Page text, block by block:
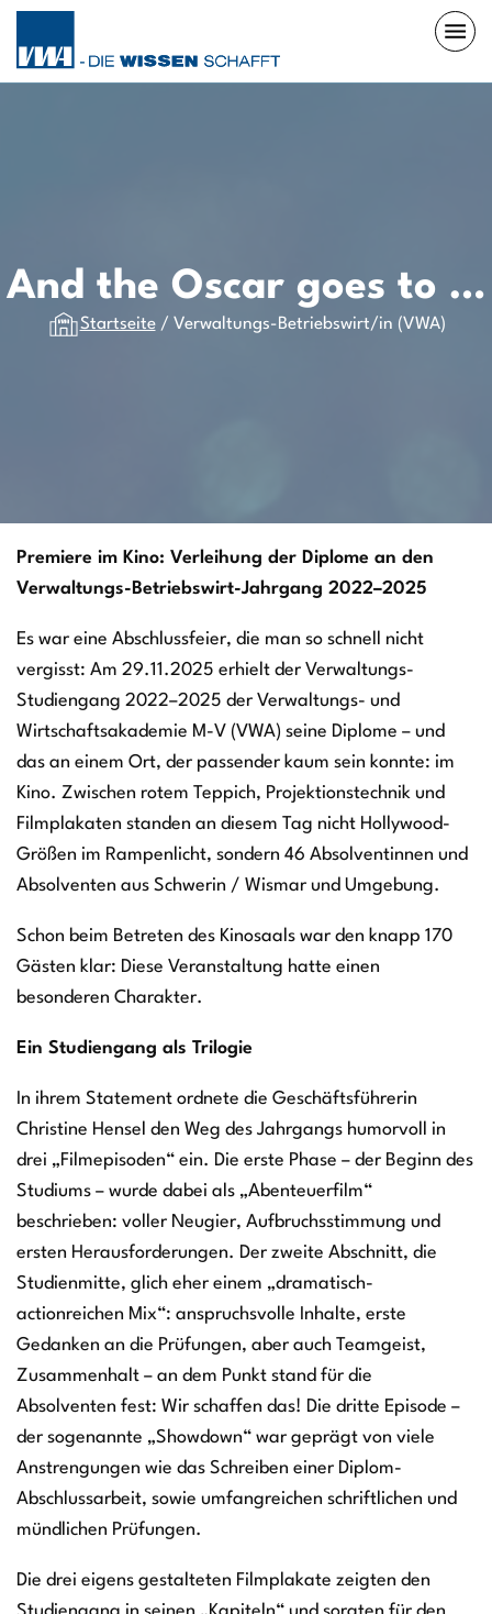
And the Oscar goes to …
Startseite / Verwaltungs-Betriebswirt/in (VWA)
Premiere im Kino: Verleihung der Diplome an den
Verwaltungs-Betriebswirt-Jahrgang 2022–2025
Es war eine Abschlussfeier, die man so schnell nicht
vergisst: Am 29.11.2025 erhielt der Verwaltungs-
Studiengang 2022–2025 der Verwaltungs- und
Wirtschaftsakademie M-V (VWA) seine Diplome – und
das an einem Ort, der passender kaum sein konnte: im
Kino. Zwischen rotem Teppich, Projektionstechnik und
Filmplakaten standen an diesem Tag nicht Hollywood-
Größen im Rampenlicht, sondern 46 Absolventinnen und
Absolventen aus Schwerin / Wismar und Umgebung.
Schon beim Betreten des Kinosaals war den knapp 170
Gästen klar: Diese Veranstaltung hatte einen
besonderen Charakter.
Ein Studiengang als Trilogie
In ihrem Statement ordnete die Geschäftsführerin
Christine Hensel den Weg des Jahrgangs humorvoll in
drei „Filmepisoden“ ein. Die erste Phase – der Beginn des
Studiums – wurde dabei als „Abenteuerfilm“
beschrieben: voller Neugier, Aufbruchsstimmung und
ersten Herausforderungen. Der zweite Abschnitt, die
Studienmitte, glich eher einem „dramatisch-
actionreichen Mix“: anspruchsvolle Inhalte, erste
Gedanken an die Prüfungen, aber auch Teamgeist,
Zusammenhalt – an dem Punkt stand für die
Absolventen fest: Wir schaffen das! Die dritte Episode –
der sogenannte „Showdown“ war geprägt von viele
Anstrengungen wie das Schreiben einer Diplom-
Abschlussarbeit, sowie umfangreichen schriftlichen und
mündlichen Prüfungen.
Die drei eigens gestalteten Filmplakate zeigten den